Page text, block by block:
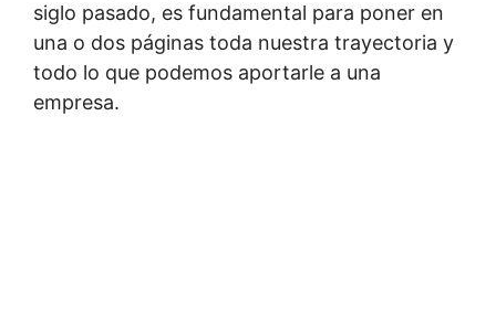
siglo pasado, es fundamental para poner en
una o dos páginas toda nuestra trayectoria y
todo lo que podemos aportarle a una
empresa.